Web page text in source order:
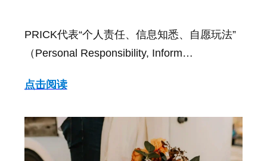
PRICK代表“个人责任、信息知悉、自愿玩法”
（Personal Responsibility, Inform…
点击阅读